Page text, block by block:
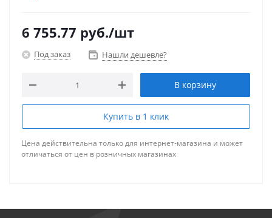
6 755.77 руб./шт
Под заказ Нашли дешевле?
В корзину
Купить в 1 клик
Цена действительна только для интернет-магазина и может
отличаться от цен в розничных магазинах